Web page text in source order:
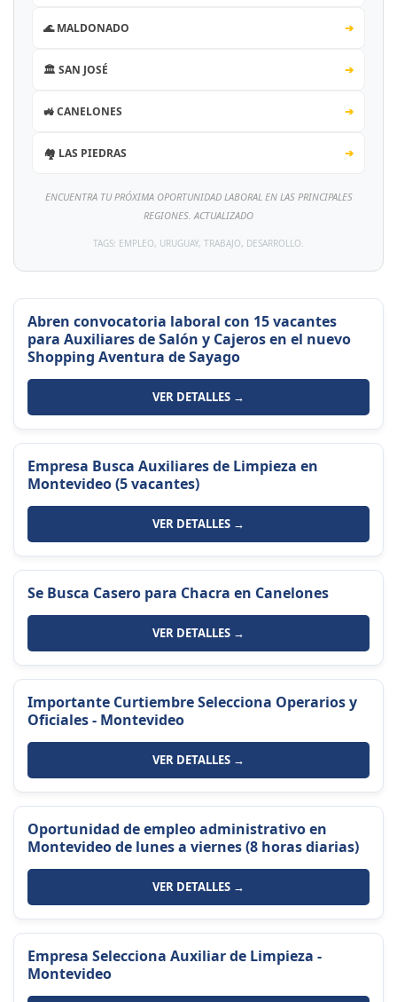
🌊 MALDONADO ➔
🏛️ SAN JOSÉ ➔
🚜 CANELONES ➔
🏘️ LAS PIEDRAS ➔
ENCUENTRA TU PRÓXIMA OPORTUNIDAD LABORAL EN LAS PRINCIPALES
REGIONES. ACTUALIZADO
TAGS: EMPLEO, URUGUAY, TRABAJO, DESARROLLO.
Abren convocatoria laboral con 15 vacantes
para Auxiliares de Salón y Cajeros en el nuevo
Shopping Aventura de Sayago
VER DETALLES →
Empresa Busca Auxiliares de Limpieza en
Montevideo (5 vacantes)
VER DETALLES →
Se Busca Casero para Chacra en Canelones
VER DETALLES →
Importante Curtiembre Selecciona Operarios y
Oficiales - Montevideo
VER DETALLES →
Oportunidad de empleo administrativo en
Montevideo de lunes a viernes (8 horas diarias)
VER DETALLES →
Empresa Selecciona Auxiliar de Limpieza -
Montevideo